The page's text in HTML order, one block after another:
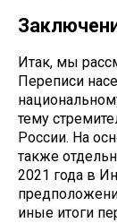
Итак, мы
Переписи
тему
России. На
также
2021 года в
иные итоги